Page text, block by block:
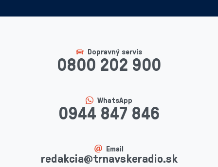
Dopravný servis
0800 202 900
WhatsApp
0944 847 846
Email
redakcia@trnavskeradio.sk